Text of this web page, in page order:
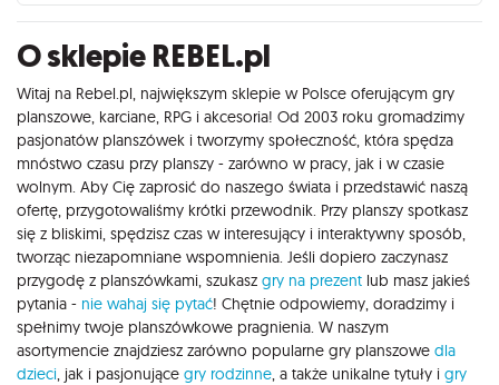
O sklepie REBEL.pl
Witaj na Rebel.pl, największym sklepie w Polsce oferującym gry
planszowe, karciane, RPG i akcesoria! Od 2003 roku gromadzimy
pasjonatów planszówek i tworzymy społeczność, która spędza
mnóstwo czasu przy planszy - zarówno w pracy, jak i w czasie
wolnym. Aby Cię zaprosić do naszego świata i przedstawić naszą
ofertę, przygotowaliśmy krótki przewodnik. Przy planszy spotkasz
się z bliskimi, spędzisz czas w interesujący i interaktywny sposób,
tworząc niezapomniane wspomnienia. Jeśli dopiero zaczynasz
przygodę z planszówkami, szukasz gry na prezent lub masz jakieś
pytania - nie wahaj się pytać! Chętnie odpowiemy, doradzimy i
spełnimy twoje planszówkowe pragnienia. W naszym
asortymencie znajdziesz zarówno popularne gry planszowe dla
dzieci , jak i pasjonujące gry rodzinne , a także unikalne tytuły i gry